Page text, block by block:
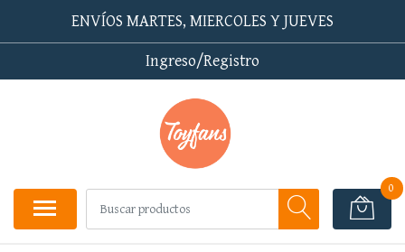
ENVÍOS MARTES, MIERCOLES Y JUEVES
Ingreso/Registro
0